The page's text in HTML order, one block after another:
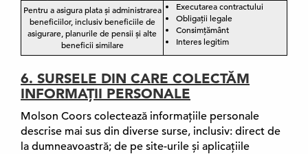
Pentru a asigura plata și administrarea
beneficiilor, inclusiv beneficiile de
asigurare, planurile de pensii și alte
beneficii similare
Executarea contractului
Obligații legale
Consimțământ
Interes legitim
6. SURSELE DIN CARE COLECTĂM
INFORMAȚII PERSONALE
Molson Coors colectează informațiile personale
descrise mai sus din diverse surse, inclusiv: direct de
la dumneavoastră; de pe site-urile și aplicațiile